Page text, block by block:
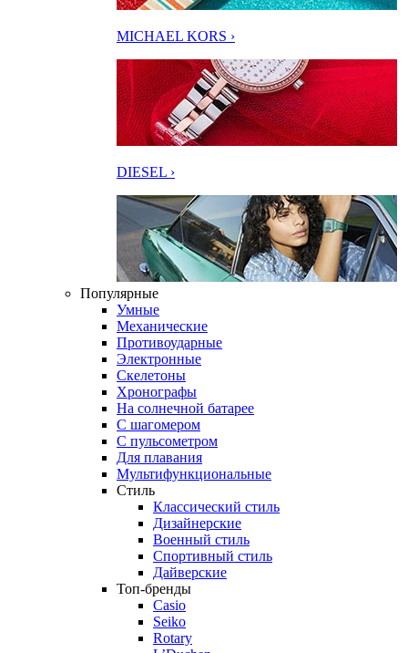
MICHAEL KORS ›
DIESEL ›
Популярные
Умные
Механические
Противоударные
Электронные
Скелетоны
Хронографы
На солнечной батарее
С шагомером
С пульсометром
Для плавания
Мультифункциональные
Стиль
Классический стиль
Дизайнерские
Военный стиль
Спортивный стиль
Дайверские
Топ-бренды
Casio
Seiko
Rotary